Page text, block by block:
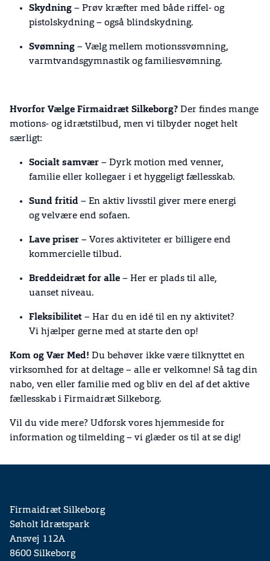
Skydning – Prøv kræfter med både riffel- og
pistolskydning – også blindskydning.
Svømning – Vælg mellem motionssvømning,
varmtvandsgymnastik og familiesvømning.
Hvorfor Vælge Firmaidræt Silkeborg? Der findes mange
motions- og idrætstilbud, men vi tilbyder noget helt
særligt:
Socialt samvær – Dyrk motion med venner,
familie eller kollegaer i et hyggeligt fællesskab.
Sund fritid – En aktiv livsstil giver mere energi
og velvære end sofaen.
Lave priser – Vores aktiviteter er billigere end
kommercielle tilbud.
Breddeidræt for alle – Her er plads til alle,
uanset niveau.
Fleksibilitet – Har du en idé til en ny aktivitet?
Vi hjælper gerne med at starte den op!
Kom og Vær Med! Du behøver ikke være tilknyttet en
virksomhed for at deltage – alle er velkomne! Så tag din
nabo, ven eller familie med og bliv en del af det aktive
fællesskab i Firmaidræt Silkeborg.
Vil du vide mere? Udforsk vores hjemmeside for
information og tilmelding – vi glæder os til at se dig!
Firmaidræt Silkeborg
Søholt Idrætspark
Ansvej 112A
8600 Silkeborg